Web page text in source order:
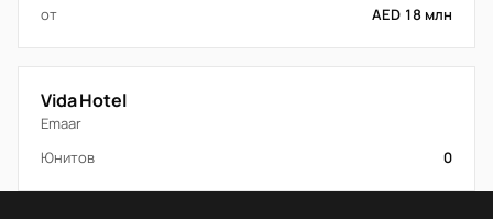
от
AED 18 млн
Vida Hotel
Emaar
Юнитов
0